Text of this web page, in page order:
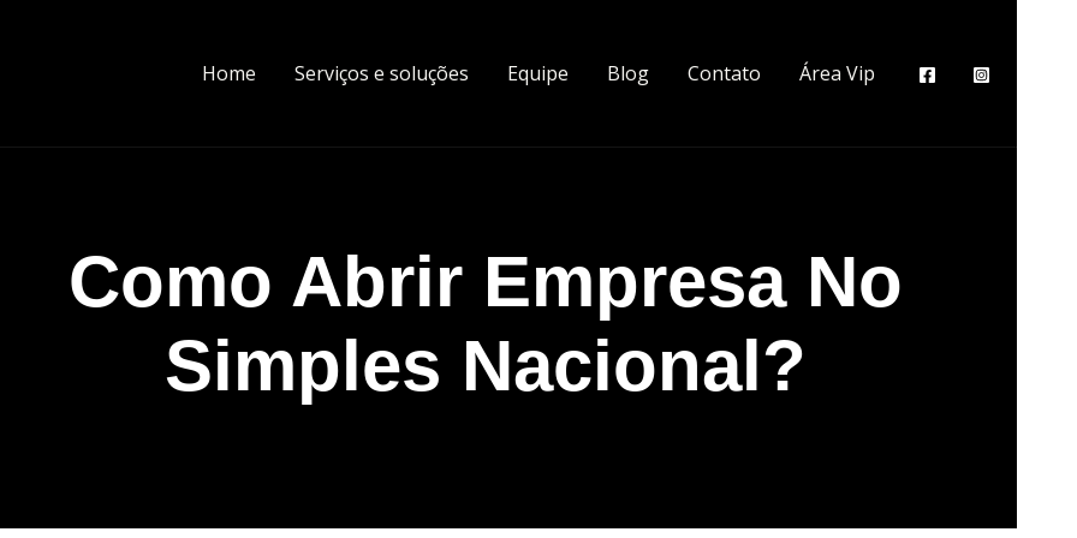
Home Serviços e soluções Equipe Blog Contato Área Vip
Como Abrir Empresa No
Simples Nacional?